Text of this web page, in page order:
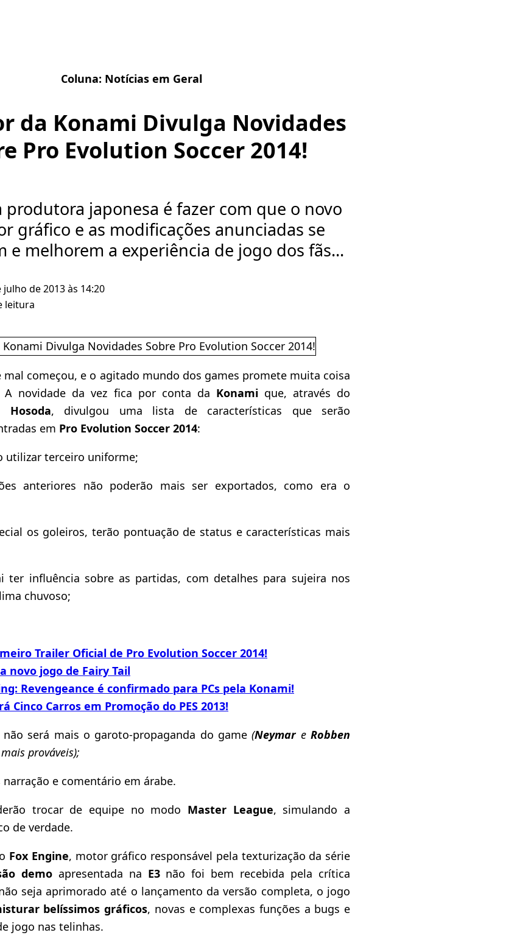
Coluna: Notícias em Geral
da Konami Divulga Novidades
Pro Evolution Soccer 2014!
produtora japonesa é fazer com que o novo
gráfico e as modificações anunciadas se
e melhorem a experiência de jogo dos fãs...
julho de 2013 às 14:20
leitura
mal começou, e o agitado mundo dos games promete muita coisa
novidade da vez fica por conta da Konamique, através do
Hosoda, divulgou uma lista de características que serão
em Pro Evolution Soccer 2014:
utilizar terceiro uniforme;
anteriores não poderão mais ser exportados, como era o
os goleiros, terão pontuação de status e características mais
ter influência sobre as partidas, com detalhes para sujeira nos
chuvoso;
Trailer Oficial de Pro Evolution Soccer 2014!
novo jogo de Fairy Tail
Revengeance é confirmado para PCs pela Konami!
Cinco Carros em Promoção do PES 2013!
será mais o garoto-propaganda do game(NeymareRobben
prováveis);
e comentário em árabe.
trocar de equipe no modo Master League, simulando a
de verdade.
Fox Engine, motor gráfico responsável pela texturização da série
demo apresentada na E3não foi bem recebida pela crítica
seja aprimorado até o lançamento da versão completa, o jogo
belíssimos gráficos, novas e complexas funções a bugs e
jogo nas telinhas.